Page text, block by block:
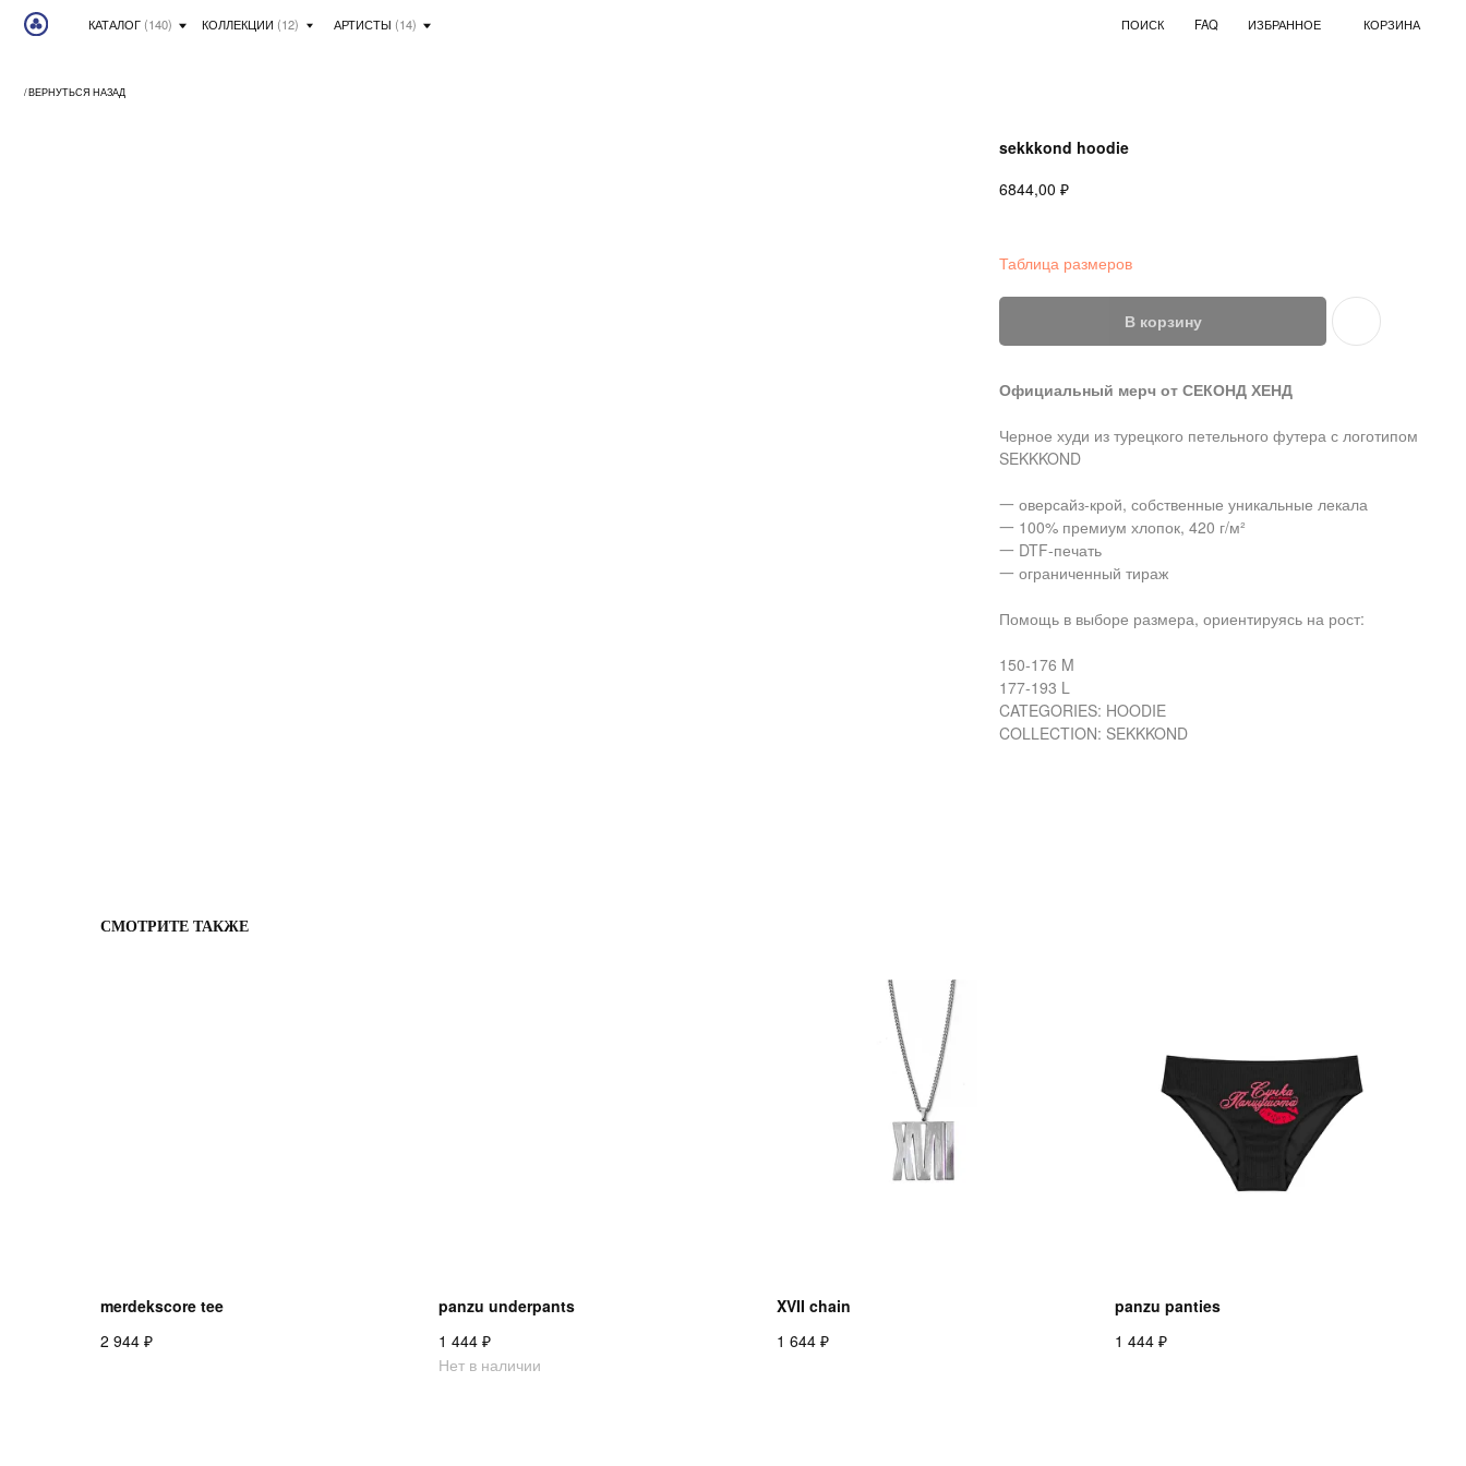
КАТАЛОГ(140) КОЛЛЕКЦИИ(12) ИЗБРАННОЕ КОРЗИНА
АРТИСТЫ(14)
sekkkond hoodie
6844,00 ₽
Таблица размеров
В корзину
Официальный мерч от СЕКОНД ХЕНД
Черное худи из турецкого петельного футера с логотипом
SEKKKOND
一 оверсайз-крой, собственные уникальные лекала
一 100% премиум хлопок, 420 г/м²
一 DTF-печать
一 ограниченный тираж
Помощь в выборе размера, ориентируясь на рост:
150-176 M
177-193 L
CATEGORIES: HOODIE
COLLECTION: SEKKKOND
СМОТРИТЕ ТАКЖЕ
merdekscore tee
2 944 ₽
panzu underpants
1 444 ₽
Нет в наличии
XVII chain
1 644 ₽
panzu panties
1 444 ₽